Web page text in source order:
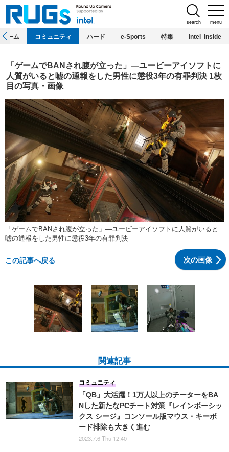
menu
search
ホーム コミュニティ ハード e-Sports 特集 Intel Inside
「ゲームでBANされ腹が立った」―ユービーアイソフトに
人質がいると嘘の通報をした男性に懲役3年の有罪判決 1枚
目の写真・画像
「ゲームでBANされ腹が立った」―ユービーアイソフトに人質がいると
嘘の通報をした男性に懲役3年の有罪判決
次の画像
この記事へ戻る
関連記事
「QB」大活躍！1万人以上のチーターをBA
Nした新たなPCチート対策『レインボーシッ
クス シージ』コンソール版マウス・キーボ
ード排除も大きく進む
コミュニティ
2023.7.6 Thu 12:40